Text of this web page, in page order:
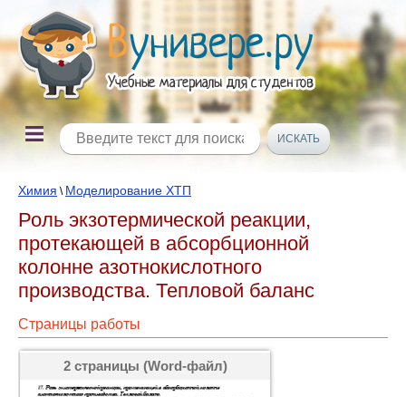
Химия \ Моделирование ХТП
Роль экзотермической реакции,
протекающей в абсорбционной
колонне азотнокислотного
производства. Тепловой баланс
Страницы работы
2 страницы (Word-файл)